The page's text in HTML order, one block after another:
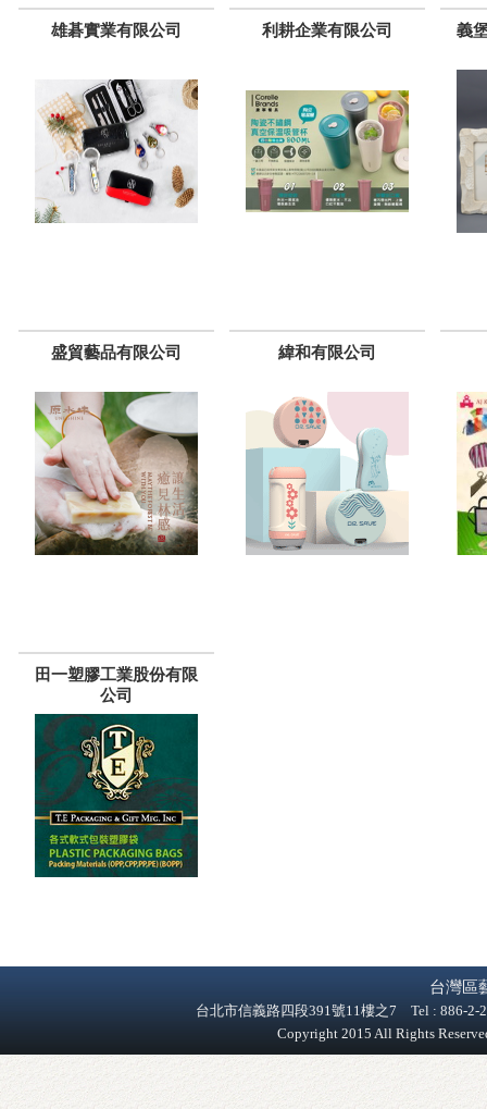
雄碁實業有限公司 利耕企業有限公司 義
盛貿藝品有限公司 緯和有限公司
田一塑膠工業股份有限
公司
台灣區
台北市信義路四段391號11樓之7 Tel : 886-
Copyright 2015 All Rights